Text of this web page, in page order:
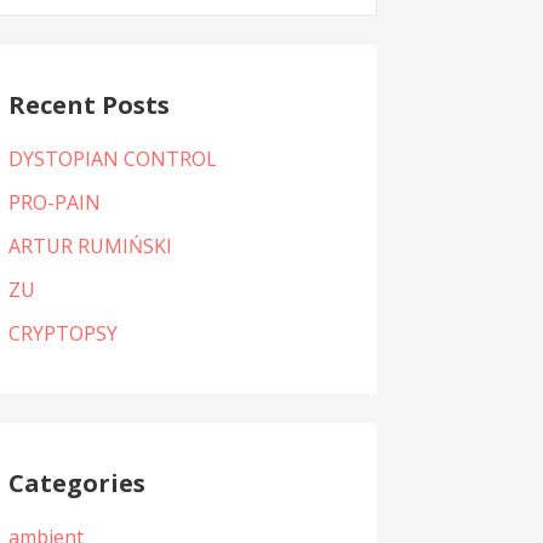
Recent Posts
DYSTOPIAN CONTROL
PRO-PAIN
ARTUR RUMIŃSKI
ZU
CRYPTOPSY
Categories
ambient